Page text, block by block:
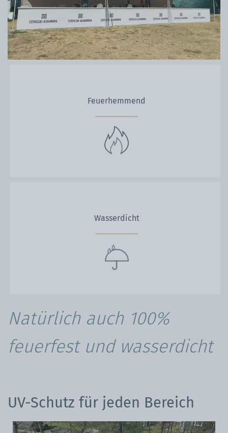
Feuerhemmend
Wasserdicht
Natürlich auch 100%
feuerfest und wasserdicht
UV-Schutz für jeden Bereich